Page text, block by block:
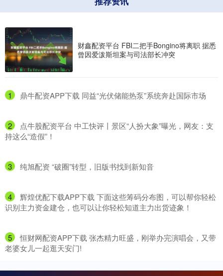
财鑫配资平台 FBI二把手Bongino将离职 据悉
曾因爱泼斯坦案与司法部长冲突
1 ​鼎牛配资APP下载 同益“光伏储能热泵”系统奔赴国际市场
2
​点牛股配资平台 中工快评丨景区“人扮大象”曝光，网友：支
持这么“造假”！
3 ​纯旭配资 “破圈”转型，旧版书找到新知音
4
​辉煌优配下载APP下载 下面这些筹码分布图，可以帮你轻松
识别主力资金建仓，也可以让你轻松知道主力出货迹象！
5
​恒财网配资APP下载 张杰精力旺盛，刚举办完演唱会，又带
老婆女儿一起逛天安门!